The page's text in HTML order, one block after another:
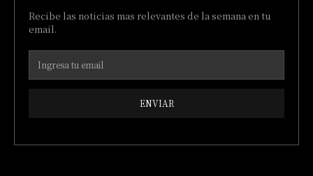
Recibe las noticias mas relevantes de la semana en tu
email.
ENVIAR